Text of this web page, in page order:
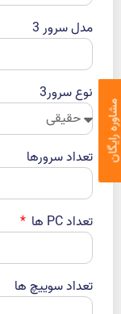
مدل سرور 3
نوع سرور3
تعداد سرورها
تعداد PC ها
تعداد سوییچ ها